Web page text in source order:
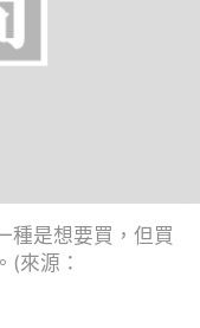
種是想要買，但買
(來源：